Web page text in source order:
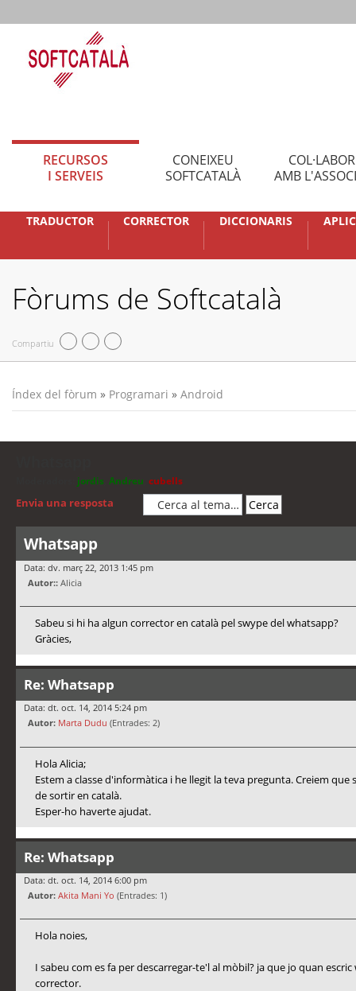
RECURSOS
I SERVEIS
CONEIXEU
SOFTCATALÀ
AMB
TRADUCTOR CORRECTOR DICCIONARIS
Fòrums de Softcatalà
Compartiu
Índex del fòrum » Programari » Android
jordis Andreu cubells
Envia una resposta
Whatsapp
Data: dv. març 22, 2013 1:45 pm
Autor:: Alicia
Sabeu si hi ha algun corrector en català pel swype del whatsapp?
Gràcies,
Re: Whatsapp
Data: dt. oct. 14, 2014 5:24 pm
Autor: Marta Dudu (Entrades: 2)
Hola Alicia;
Estem a classe d'informàtica i he llegit la teva pregunta. Creiem
de sortir en català.
Esper-ho haverte ajudat.
Re: Whatsapp
Data: dt. oct. 14, 2014 6:00 pm
Autor: Akita Mani Yo (Entrades: 1)
Hola noies,
I sabeu com es fa per descarregar-te'l al mòbil? ja que jo quan
corrector.